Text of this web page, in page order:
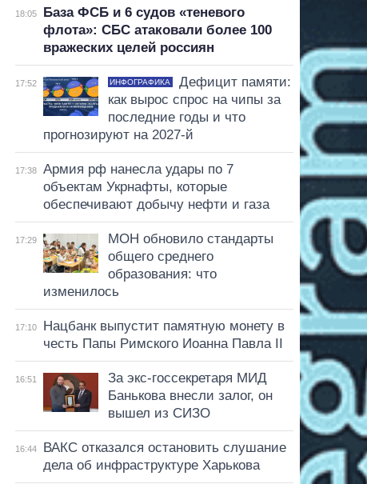
18:05
База ФСБ и 6 судов «теневого
флота»: СБС атаковали более 100
вражеских целей россиян
17:52 ИНФОГРАФИКА
Дефицит памяти:
как вырос спрос на чипы за
последние годы и что
прогнозируют на 2027-й
17:38
Армия рф нанесла удары по 7
объектам Укрнафты, которые
обеспечивают добычу нефти и газа
17:29
МОН обновило стандарты
общего среднего
образования: что
изменилось
17:10
Нацбанк выпустит памятную монету в
честь Папы Римского Иоанна Павла II
16:51
За экс-госсекретаря МИД
Банькова внесли залог, он
вышел из СИЗО
16:44
ВАКС отказался остановить слушание
дела об инфраструктуре Харькова